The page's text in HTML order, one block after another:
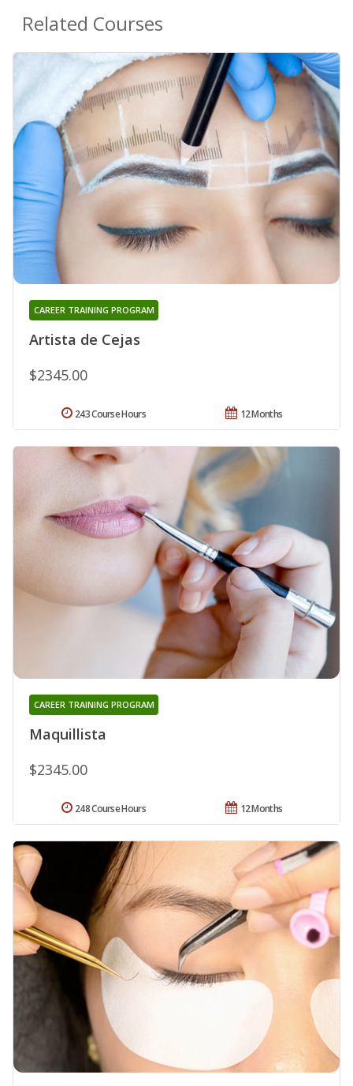
Related Courses
Artista de Cejas
CAREER TRAINING PROGRAM
$2345.00
12 Months
243 Course Hours
Maquillista
CAREER TRAINING PROGRAM
$2345.00
12 Months
248 Course Hours